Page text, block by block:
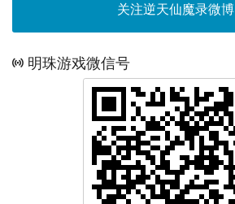
关注逆天仙魔录微博
明珠游戏微信号